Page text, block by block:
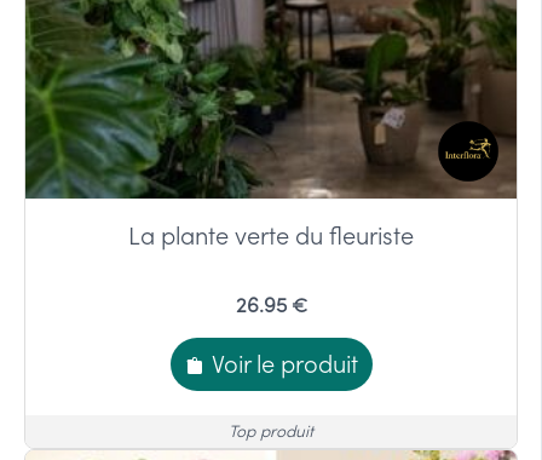
La plante verte du fleuriste
26.95 €
Voir le produit
Top produit